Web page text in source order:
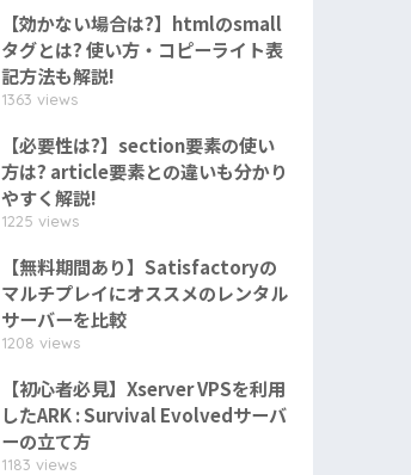
【効かない場合は?】htmlのsmall
タグとは? 使い方・コピーライト表
記方法も解説!
1363 views
【必要性は?】section要素の使い
方は? article要素との違いも分かり
やすく解説!
1225 views
【無料期間あり】Satisfactoryの
マルチプレイにオススメのレンタル
サーバーを比較
1208 views
【初心者必見】Xserver VPSを利用
したARK : Survival Evolvedサーバ
ーの立て方
1183 views